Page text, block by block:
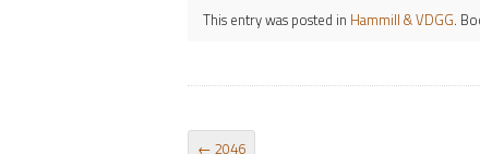
This entry was posted in Hammill & VDGG.
← 2046